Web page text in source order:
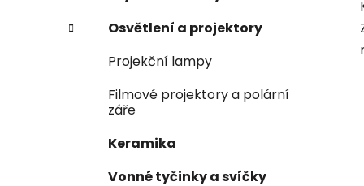
Osvětlení a projektory
Projekční lampy
Filmové projektory a polární
záře
Keramika
Vonné tyčinky a svíčky